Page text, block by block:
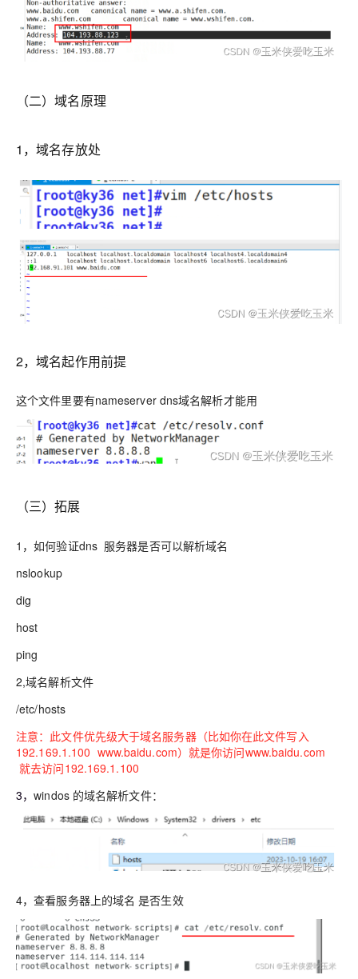
（二）域名原理
1，域名存放处
2，域名起作用前提
这个文件里要有nameserver dns域名解析才能用
（三）拓展
1，如何验证dns 服务器是否可以解析域名
nslookup
dig
host
ping
2,域名解析文件
/etc/hosts
注意：此文件优先级大于域名服务器（比如你在此文件写入
192.169.1.100 www.baidu.com）就是你访问www.baidu.com
就去访问192.169.1.100
3，windos 的域名解析文件：
4，查看服务器上的域名 是否生效